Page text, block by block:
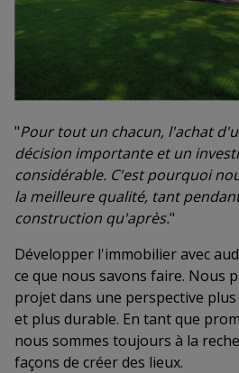
"Pour tout un chacun, l'achat
décision importante et un
considérable. C'est pourquoi
la meilleure qualité, tant
construction qu'après."
Développer l'immobilier avec
ce que nous savons faire. Nous
projet dans une perspective
et plus durable. En tant que
nous sommes toujours à la
façons de créer des lieux.